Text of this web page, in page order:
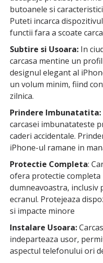
butoanele si
Puteti incarca
functii fara a scoate
Subtire si Usoara: In
carcasa mentine un
designul elegant al
un volum minim, fiind
zilnica.
Prindere Imbunatatita:
carcasei imbunatateste
caderi accidentale.
iPhone-ul ramane in
Protectie Completa:
ofera protectie
dumneavoastra, inclusiv
ecranul. Protejeaza
si impacte minore
Instalare Usoara:
indeparteaza usor,
aspectul telefonului ori